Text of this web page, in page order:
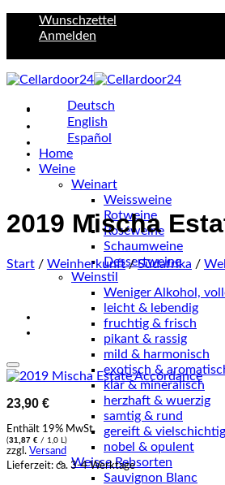
Wunschzettel
Anmelden
Deutsch
English
Español
Home
Weine
Weinart
Weissweine
Rotweine
Roséweine
Schaumweine
Dessertweine
Weinstil
Weniger Alkohol,
leicht & lebendig
fruchtig & frisch
pikant & rassig
mild & harmonisch
exotisch &
klar & mineralisch
herzhaft & wuerzig
samtig & rund
gereift & vielschichtig
nobel & opulent
Weisse Rebsorten
Sauvignon Blanc
2019 Mischa
Start / Weinherkunft / Südafrika /
23,90 €
Enthält 19% MwSt.
(31,87 € / 1,0 L)
zzgl. Versand
Lieferzeit: ca. 3-4 Werktage